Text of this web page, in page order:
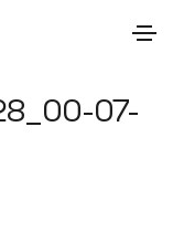
07-